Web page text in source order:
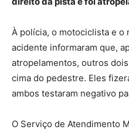
À polícia, o motociclista e o
acidente informaram que,
atropelamentos, outros
cima do pedestre. Eles
ambos testaram negativo
O Serviço de Atendimento